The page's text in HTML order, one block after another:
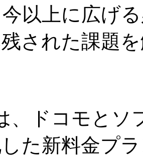
以上に広げ
された課題
ドコモとソ
た新料金プ